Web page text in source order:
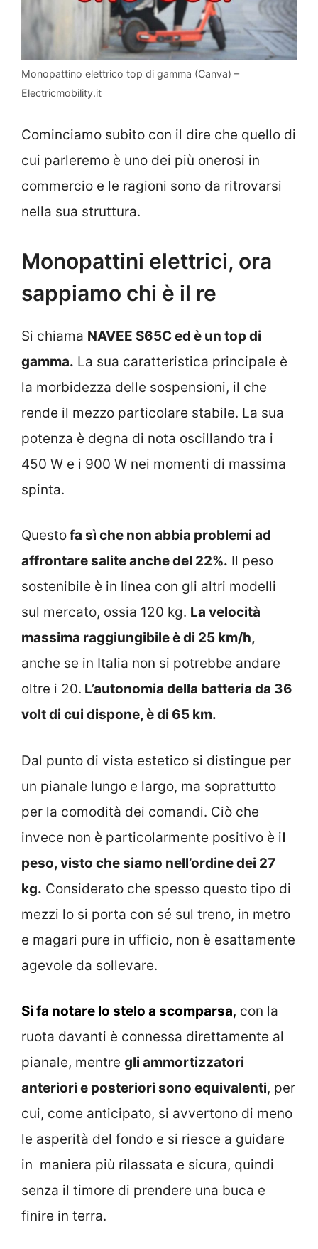
Monopattino elettrico top di gamma (Canva) –
Electricmobility.it
Cominciamo subito con il dire che quello di
cui parleremo è uno dei più onerosi in
commercio e le ragioni sono da ritrovarsi
nella sua struttura.
Monopattini elettrici, ora
sappiamo chi è il re
Si chiama NAVEE S65C ed è un top di
gamma. La sua caratteristica principale è
la morbidezza delle sospensioni, il che
rende il mezzo particolare stabile. La sua
potenza è degna di nota oscillando tra i
450 W e i 900 W nei momenti di massima
spinta.
Questofa sì che non abbia problemi ad
affrontare salite anche del 22%. Il peso
sostenibile è in linea con gli altri modelli
sul mercato, ossia 120 kg. La velocità
massima raggiungibile è di 25 km/h,
anche se in Italia non si potrebbe andare
oltre i 20. L’autonomia della batteria da 36
volt di cui dispone, è di 65 km.
Dal punto di vista estetico si distingue per
un pianale lungo e largo, ma soprattutto
per la comodità dei comandi. Ciò che
invece non è particolarmente positivo è il
peso, visto che siamo nell’ordine dei 27
kg. Considerato che spesso questo tipo di
mezzi lo si porta con sé sul treno, in metro
e magari pure in ufficio, non è esattamente
agevole da sollevare.
Si fa notare lo stelo a scomparsa, con la
ruota davanti è connessa direttamente al
pianale, mentre gli ammortizzatori
anteriori e posteriori sono equivalenti, per
cui, come anticipato, si avvertono di meno
le asperità del fondo e si riesce a guidare
in maniera più rilassata e sicura, quindi
senza il timore di prendere una buca e
finire in terra.